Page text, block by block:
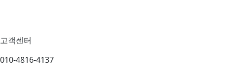
고객센터
010-4816-4137